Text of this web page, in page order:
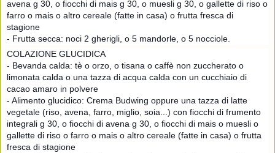
avena g 30, o fiocchi di mais g 30, o muesli g 30, o gallette di riso o
farro o mais o altro cereale (fatte in casa) o frutta fresca di
stagione
- Frutta secca: noci 2 gherigli, o 5 mandorle, o 5 nocciole.
COLAZIONE GLUCIDICA
- Bevanda calda: tè o orzo, o tisana o caffè non zuccherato o
limonata calda o una tazza di acqua calda con un cucchiaio di
cacao amaro in polvere
- Alimento glucidico: Crema Budwing oppure una tazza di latte
vegetale (riso, avena, farro, miglio, soia...) con fiocchi di frumento
integrali g 30, o fiocchi di avena g 30, o fiocchi di mais o muesli o
gallette di riso o farro o mais o altro cereale (fatte in casa) o frutta
fresca di stagione